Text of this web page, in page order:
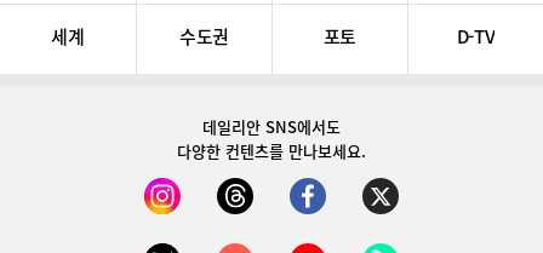
세계 수도권 포토 D-TV
데일리안 SNS에서도
다양한 컨텐츠를 만나보세요.